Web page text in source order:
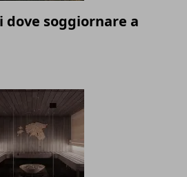
dove soggiornare a